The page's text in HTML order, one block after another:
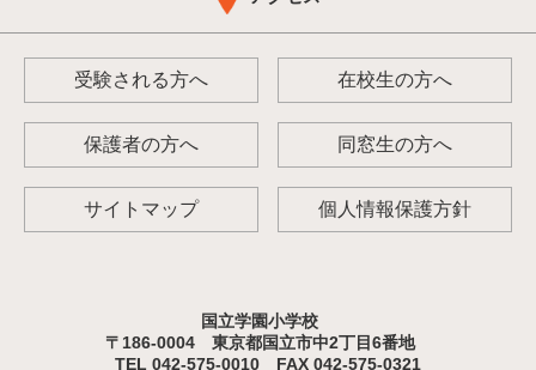
受験される方へ 在校生の方へ
保護者の方へ 同窓生の方へ
サイトマップ 個人情報保護方針
国立学園小学校
〒186-0004 東京都国立市中2丁目6番地
TEL 042-575-0010 FAX 042-575-0321